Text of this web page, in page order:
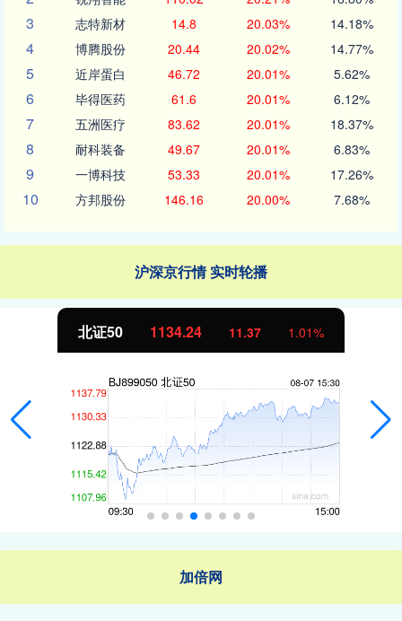
3 志特新材 14.8 20.03% 14.18%
4 博腾股份 20.44 20.02% 14.77%
5 近岸蛋白 46.72 20.01% 5.62%
6 毕得医药 61.6 20.01% 6.12%
7 五洲医疗 83.62 20.01% 18.37%
8 耐科装备 49.67 20.01% 6.83%
9 一博科技 53.33 20.01% 17.26%
10 方邦股份 146.16 20.00% 7.68%
沪深京行情 实时轮播
北证50 1134.24 11.37 1.01%
加倍网